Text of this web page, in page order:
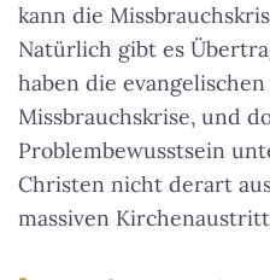
kann die
Natürlich gibt es
haben die
Missbrauchskrise, und
Problembewusstsein
Christen nicht derart
massiven